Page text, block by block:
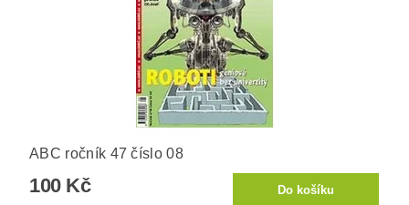
ABC ročník 47 číslo 08
100 Kč